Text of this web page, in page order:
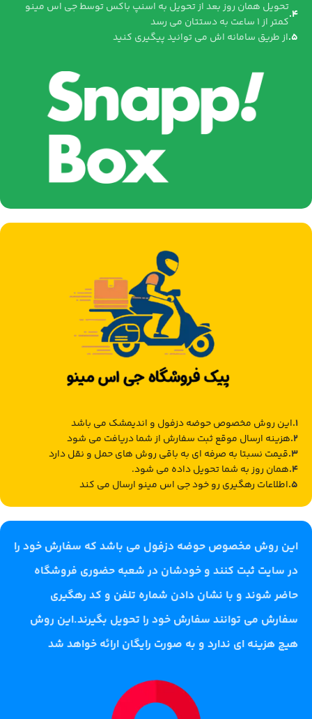
تحویل همان روز بعد از تحویل به اسنپ باکس توسط جی اس مینو
کمتر از 1 ساعت به دستتان می رسد
از طریق سامانه اش می توانید پیگیری کنید
این روش مخصوص حوضه دزفول و اندیمشک می باشد
هزینه ارسال موقع ثبت سفارش از شما دریافت می شود
قیمت نسبتا به صرفه ای به باقی روش های حمل و نقل دارد
همان روز به شما تحویل داده می شود.
اطلاعات رهگیری رو خود جی اس مینو ارسال می کند
این روش مخصوص حوضه دزفول می باشد که سفارش خود را
در سایت ثبت کنند و خودشان در شعبه حضوری فروشگاه
حاضر شوند و با نشان دادن شماره تلفن و کد رهگیری
سفارش می توانند سفارش خود را تحویل بگیرند.این روش
هیچ هزینه ای ندارد و به صورت رایگان ارائه خواهد شد